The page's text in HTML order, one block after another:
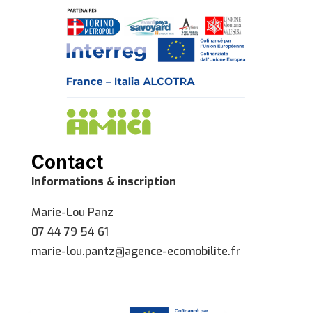
Contact
Informations & inscription
Marie-Lou Panz
07 44 79 54 61
marie-lou.pantz@agence-ecomobilite.fr